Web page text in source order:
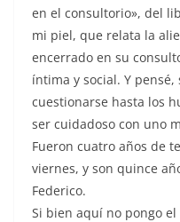
en el consultorio», del
mi piel, que relata la
encerrado en su
íntima y social. Y pensé,
cuestionarse hasta los
ser cuidadoso con uno
Fueron cuatro años de
viernes, y son quince
Federico.
Si bien aquí no pongo